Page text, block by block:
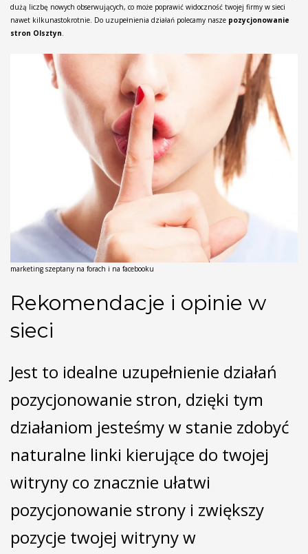
dużą liczbę nowych obserwujących, co może poprawić widoczność twojej firmy w sieci
nawet kilkunastokrotnie. Do uzupełnienia działań polecamy nasze pozycjonowanie
stron Olsztyn.
marketing szeptany na forach i na facebooku
Rekomendacje i opinie w
sieci
Jest to idealne uzupełnienie działań
pozycjonowanie stron, dzięki tym
działaniom jesteśmy w stanie zdobyć
naturalne linki kierujące do twojej
witryny co znacznie ułatwi
pozycjonowanie strony i zwiększy
pozycje twojej witryny w